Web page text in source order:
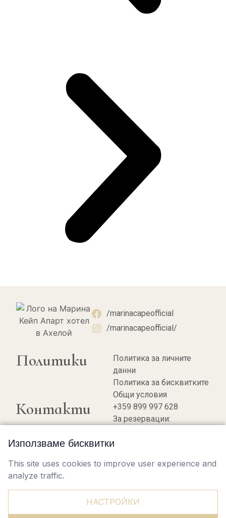
This website uses cookies to ensure you
get the best experience on our website.
/marinacapeofficial
/marinacapeofficial/
Политики
Политика за личните
данни
Политика за бисквитките
Общи условия
Контакти
+359 899 997 628
За резервации:
Рецепция:
Кейп
Изработка на хотелски сайтове от
Използваме бисквитки
This site uses cookies to improve user experience and
analyze traffic.
НАСТРОЙКИ